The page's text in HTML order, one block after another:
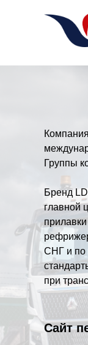
Группы
Бренд
главной
СНГ и по
при
Сайт